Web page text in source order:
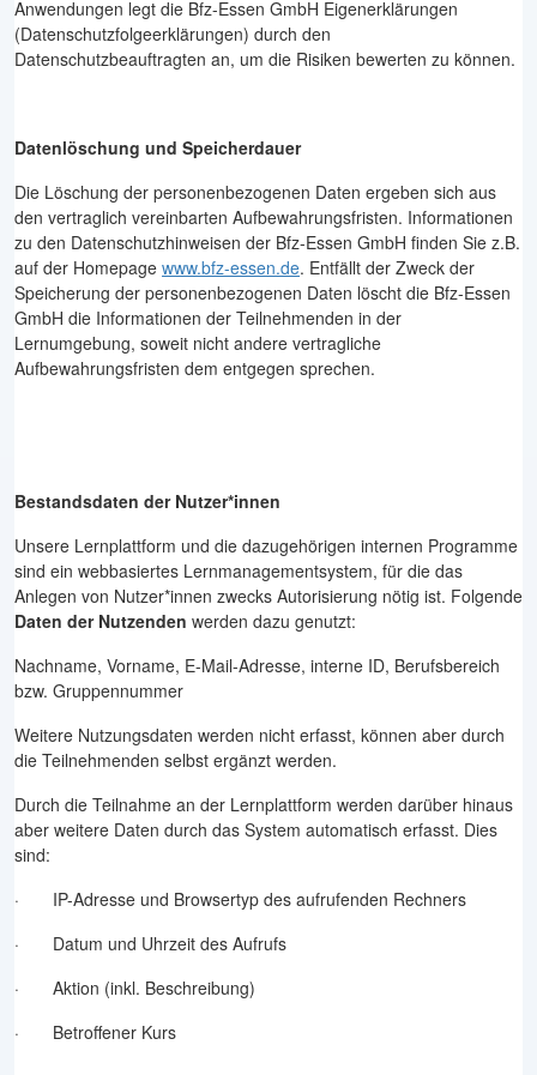
Anwendungen legt die Bfz-Essen GmbH Eigenerklärungen
(Datenschutzfolgeerklärungen) durch den
Datenschutzbeauftragten an, um die Risiken bewerten zu können.
Datenlöschung und Speicherdauer
Die Löschung der personenbezogenen Daten ergeben sich aus
den vertraglich vereinbarten Aufbewahrungsfristen. Informationen
zu den Datenschutzhinweisen der Bfz-Essen GmbH finden Sie z.B.
auf der Homepage www.bfz-essen.de. Entfällt der Zweck der
Speicherung der personenbezogenen Daten löscht die Bfz-Essen
GmbH die Informationen der Teilnehmenden in der
Lernumgebung, soweit nicht andere vertragliche
Aufbewahrungsfristen dem entgegen sprechen.
Bestandsdaten der Nutzer*innen
Unsere Lernplattform und die dazugehörigen internen Programme
sind ein webbasiertes Lernmanagementsystem, für die das
Anlegen von Nutzer*innen zwecks Autorisierung nötig ist. Folgende
Daten der Nutzenden werden dazu genutzt:
Nachname, Vorname, E-Mail-Adresse, interne ID, Berufsbereich
bzw. Gruppennummer
Weitere Nutzungsdaten werden nicht erfasst, können aber durch
die Teilnehmenden selbst ergänzt werden.
Durch die Teilnahme an der Lernplattform werden darüber hinaus
aber weitere Daten durch das System automatisch erfasst. Dies
sind:
· IP-Adresse und Browsertyp des aufrufenden Rechners
· Datum und Uhrzeit des Aufrufs
· Aktion (inkl. Beschreibung)
· Betroffener Kurs